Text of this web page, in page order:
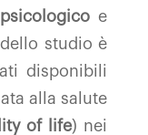
e
studio è
disponibili
alla salute
of life) nei